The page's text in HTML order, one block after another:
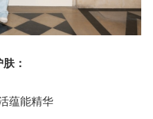
肤：
蕴能精华